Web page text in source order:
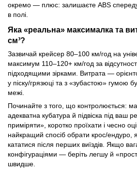
окремо — плюс: залишаєте ABS
в полі.
Яка «реальна» максималка та
см³?
Зазвичай крейсер 80–100 км/год на
максимум 110–120+ км/год за
підходящими зірками. Витрата —
у піску/грязюці та з «зубастою» гумою
межі.
Починайте з того, що контролюється:
адекватна кубатура й підвіска під ваш
приміряти», коротко проїхати і чесно
найкращий спосіб обрати крос/ендуро,
кататися після перших виїздів. Якщо
конфігураціями — беріть легшу й
швидше.